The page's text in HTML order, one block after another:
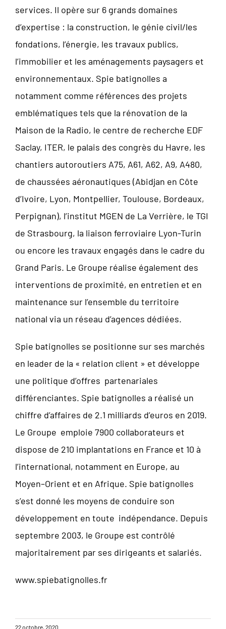
services. Il opère sur 6 grands domaines
d’expertise : la construction, le génie civil/les
fondations, l’énergie, les travaux publics,
l’immobilier et les aménagements paysagers et
environnementaux. Spie batignolles a
notamment comme références des projets
emblématiques tels que la rénovation de la
Maison de la Radio, le centre de recherche EDF
Saclay, ITER, le palais des congrès du Havre, les
chantiers autoroutiers A75, A61, A62, A9, A480,
de chaussées aéronautiques (Abidjan en Côte
d’Ivoire, Lyon, Montpellier, Toulouse, Bordeaux,
Perpignan), l’institut MGEN de La Verrière, le TGI
de Strasbourg, la liaison ferroviaire Lyon-Turin
ou encore les travaux engagés dans le cadre du
Grand Paris. Le Groupe réalise également des
interventions de proximité, en entretien et en
maintenance sur l’ensemble du territoire
national via un réseau d’agences dédiées.
Spie batignolles se positionne sur ses marchés
en leader de la « relation client » et développe
une politique d’offres partenariales
différenciantes. Spie batignolles a réalisé un
chiffre d’affaires de 2.1 milliards d’euros en 2019.
Le Groupe emploie 7900 collaborateurs et
dispose de 210 implantations en France et 10 à
l’international, notamment en Europe, au
Moyen–Orient et en Afrique. Spie batignolles
s’est donné les moyens de conduire son
développement en toute indépendance. Depuis
septembre 2003, le Groupe est contrôlé
majoritairement par ses dirigeants et salariés.
www.spiebatignolles.fr
22 octobre, 2020